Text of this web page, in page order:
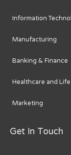
Information
Manufacturing
Banking & Finance
Healthcare and
Marketing
Get In Touch